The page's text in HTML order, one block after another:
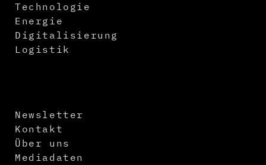
Technologie
Energie
Digitalisierung
Logistik
Newsletter
Kontakt
Über uns
Mediadaten